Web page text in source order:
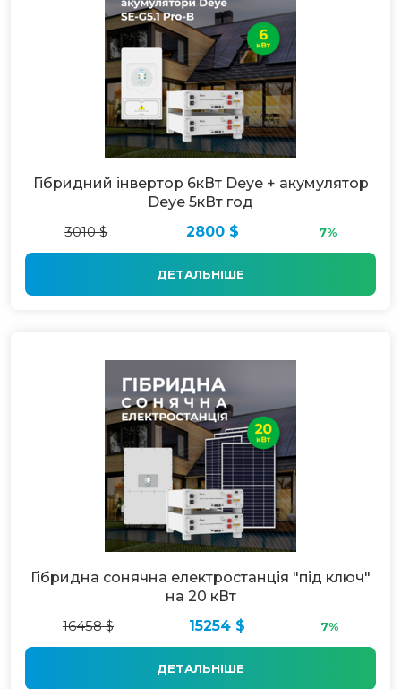
Гібридний інвертор 6кВт Deye + акумулятор
Deye 5кВт год
3010 $
2800 $ 7%
ДЕТАЛЬНІШЕ
Гібридна сонячна електростанція "під ключ"
на 20 кВт
16458 $
15254 $ 7%
ДЕТАЛЬНІШЕ